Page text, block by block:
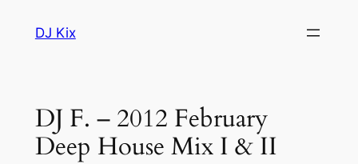
DJ Kix
DJ F. – 2012 February
Deep House Mix I & II